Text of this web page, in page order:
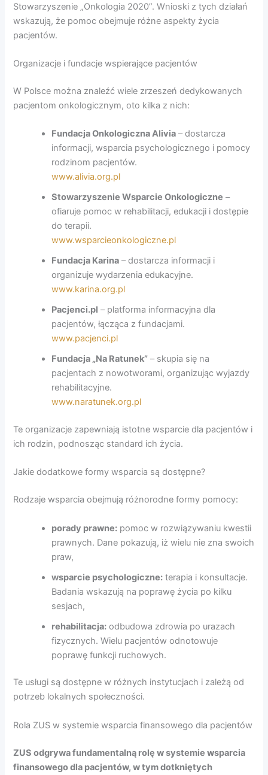
Stowarzyszenie „Onkologia 2020”. Wnioski z tych działań
wskazują, że pomoc obejmuje różne aspekty życia
pacjentów.
Organizacje i fundacje wspierające pacjentów
W Polsce można znaleźć wiele zrzeszeń dedykowanych
pacjentom onkologicznym, oto kilka z nich:
Fundacja Onkologiczna Alivia – dostarcza
informacji, wsparcia psychologicznego i pomocy
rodzinom pacjentów.
www.alivia.org.pl
Stowarzyszenie Wsparcie Onkologiczne –
ofiaruje pomoc w rehabilitacji, edukacji i dostępie
do terapii.
www.wsparcieonkologiczne.pl
Fundacja Karina – dostarcza informacji i
organizuje wydarzenia edukacyjne.
www.karina.org.pl
Pacjenci.pl – platforma informacyjna dla
pacjentów, łącząca z fundacjami.
www.pacjenci.pl
Fundacja „Na Ratunek” – skupia się na
pacjentach z nowotworami, organizując wyjazdy
rehabilitacyjne.
www.naratunek.org.pl
Te organizacje zapewniają istotne wsparcie dla pacjentów i
ich rodzin, podnosząc standard ich życia.
Jakie dodatkowe formy wsparcia są dostępne?
Rodzaje wsparcia obejmują różnorodne formy pomocy:
porady prawne: pomoc w rozwiązywaniu kwestii
prawnych. Dane pokazują, iż wielu nie zna swoich
praw,
wsparcie psychologiczne: terapia i konsultacje.
Badania wskazują na poprawę życia po kilku
sesjach,
rehabilitacja: odbudowa zdrowia po urazach
fizycznych. Wielu pacjentów odnotowuje
poprawę funkcji ruchowych.
Te usługi są dostępne w różnych instytucjach i zależą od
potrzeb lokalnych społeczności.
Rola ZUS w systemie wsparcia finansowego dla pacjentów
ZUS odgrywa fundamentalną rolę w systemie wsparcia
finansowego dla pacjentów, w tym dotkniętych